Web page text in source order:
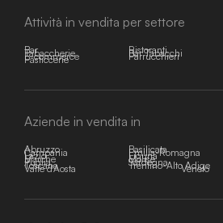
Attività in vendita per settore
Bar Ristoranti
Tabaccherie Bar Tabacchi
E-commerce Parrucchieri
Pasticcerie
Aziende in vendita in
Abruzzo Basilicata
Campania Emilia-Romagna
Lazio Liguria
Marche Molise
Puglia Sardegna
Toscana Trentino-Alto Adige
Valle d'Aosta Veneto